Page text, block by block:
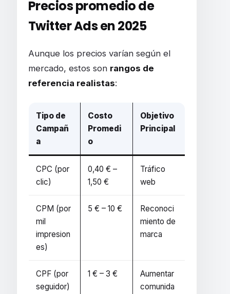
Precios promedio de
Twitter Ads en 2025
Aunque los precios varían según el
mercado, estos son rangos de
referencia realistas:
Tipo de
Campañ
a
Costo
Promedi
o
Objetivo
Principal
CPC (por
clic)
0,40 € –
1,50 €
Tráfico
web
CPM (por
mil
impresion
es)
5 € – 10 €
Reconoci
miento de
marca
CPF (por
seguidor)
1 € – 3 €
Aumentar
comunida